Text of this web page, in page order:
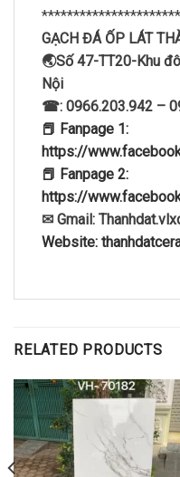
GẠCH ĐÁ ỐP LÁT
🌏Số 47-TT20-Khu
Nội
☎: 0966.203.942 –
📕 Fanpage 1:
https://
📕 Fanpage 2:
https://
✉ Gmail:
Website:
RELATED PRODUCTS